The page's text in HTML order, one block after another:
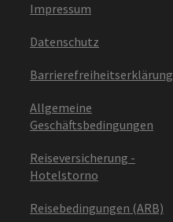
Impressum
Datenschutz
Barrierefreiheitserklärung
Allgemeine
Geschäftsbedingungen
Reiseversicherung -
Hotelstorno
Reisebedingungen (ARB)